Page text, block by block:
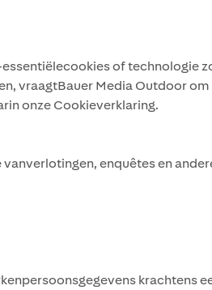
of technologie
vraagtBauer Media Outdoor
onze Cookieverklaring.
enquêtes en
krachtens